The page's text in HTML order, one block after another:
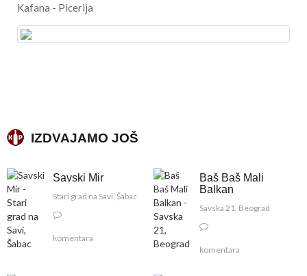
Kafana - Picerija
IZDVAJAMO JOŠ
Savski Mir
Stari grad na Savi, Šabac
komentara
Baš Baš Mali
Balkan
Savska 21, Beograd
komentara